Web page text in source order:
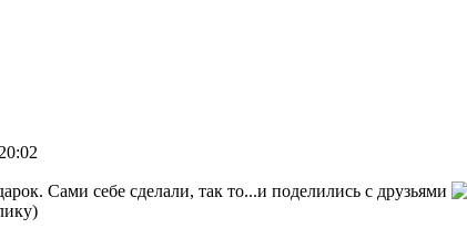
Сами себе сделали, так то...и поделились с друзьями